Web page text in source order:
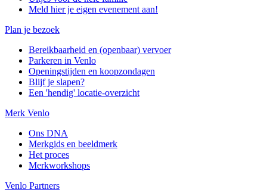
Meld hier je eigen evenement aan!
Plan je bezoek
Bereikbaarheid en (openbaar) vervoer
Parkeren in Venlo
Openingstijden en koopzondagen
Blijf je slapen?
Een 'hendig' locatie-overzicht
Merk Venlo
Ons DNA
Merkgids en beeldmerk
Het proces
Merkworkshops
Venlo Partners